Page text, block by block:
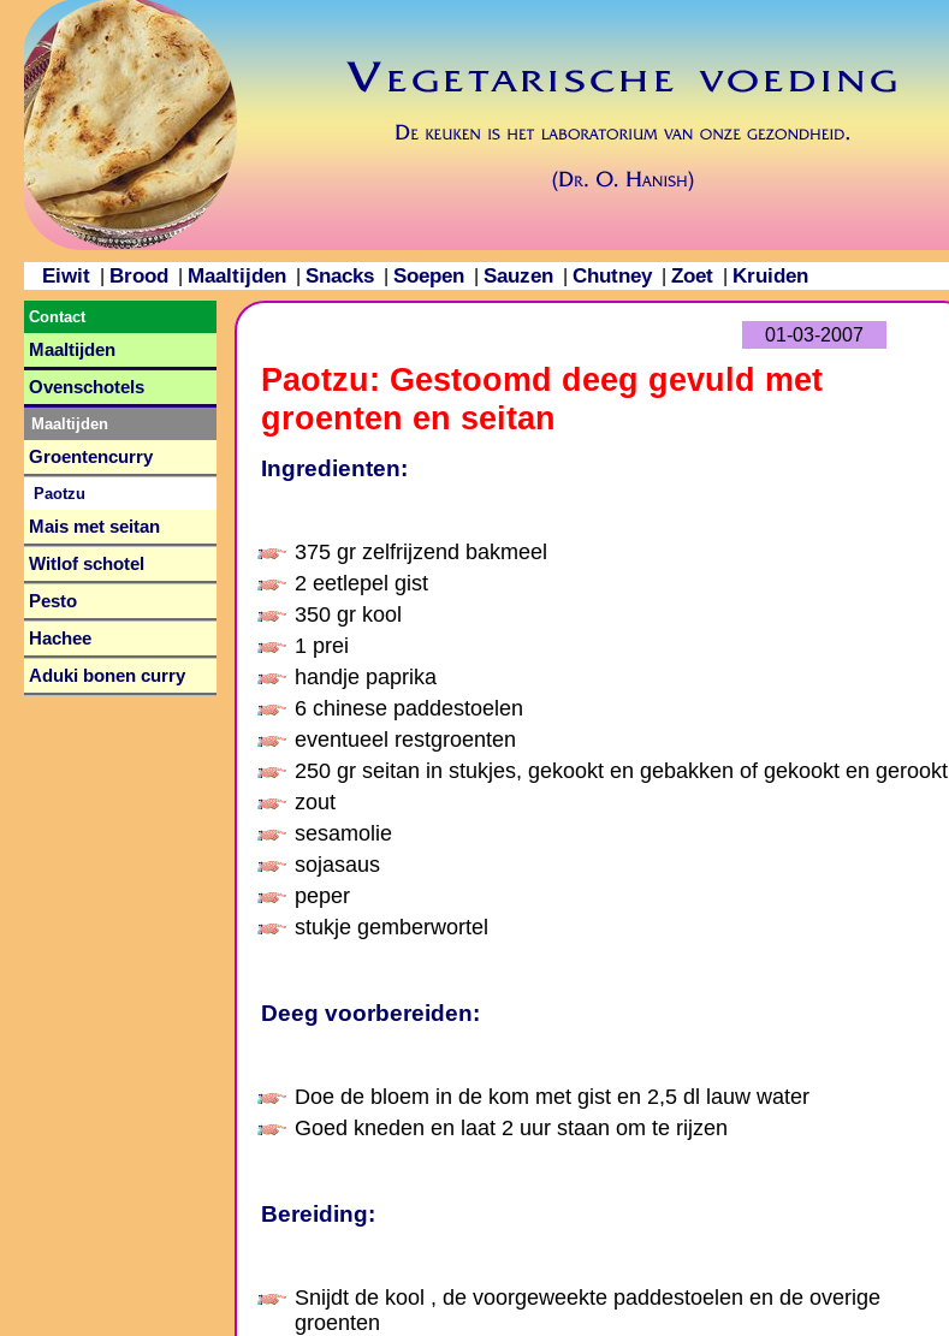
Eiwit Brood Maaltijden Snacks Soepen Sauzen Chutney| Zoet Kruiden
01-03-2007
Paotzu: Gestoomd deeg gevuld met
groenten en seitan
Ingredienten:
375 gr zelfrijzend bakmeel
2 eetlepel gist
350 gr kool
1 prei
handje paprika
6 chinese paddestoelen
eventueel restgroenten
250 gr seitan in stukjes, gekookt en gebakken of gekookt en gerookt
zout
sesamolie
sojasaus
peper
stukje gemberwortel
Deeg voorbereiden:
Doe de bloem in de kom met gist en 2,5 dl lauw water
Goed kneden en laat 2 uur staan om te rijzen
Bereiding:
Snijdt de kool , de voorgeweekte paddestoelen en de overige
groenten
Contact
Maaltijden
Ovenschotels
Maaltijden
Groentencurry
Paotzu
Mais met seitan
Witlof schotel
Pesto
Hachee
Aduki bonen curry